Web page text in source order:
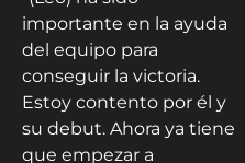
su debut. Ahora ya tiene
que empezar a
adaptarse al ambiente,
a Francia, a un fútbol
diferente. Creo que fue
un buen debut”.